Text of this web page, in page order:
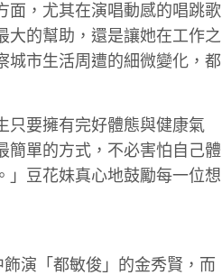
面，尤其在演唱動感的唱跳歌
大的幫助，還是讓她在工作之
城市生活周遭的細微變化，都
只要擁有完好體態與健康氣
簡單的方式，不必害怕自己體
」豆花妹真心地鼓勵每一位想
演「都敏俊」的金秀賢，而